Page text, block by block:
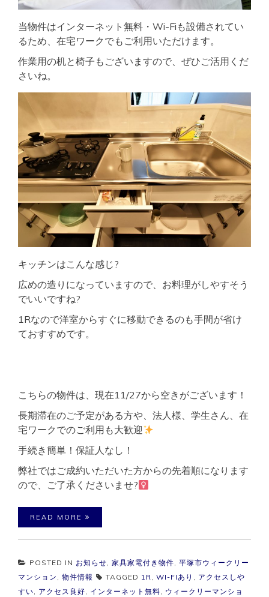
当物件はインターネット無料・Wi-Fiも設備されてい
るため、在宅ワークでもご利用いただけます。
作業用の机と椅子もございますので、ぜひご活用くだ
さいね。
キッチンはこんな感じ?
広めの造りになっていますので、お料理がしやすそう
でいいですね?
1Rなので洋室からすぐに移動できるのも手間が省け
ておすすめです。
こちらの物件は、現在11/27から空きがございます！
長期滞在のご予定がある方や、法人様、学生さん、在
宅ワークでのご利用も大歓迎
手続き簡単！保証人なし！
弊社ではご成約いただいた方からの先着順になります
ので、ご了承くださいませ?‍
READ MORE
POSTED IN お知らせ, 家具家電付き物件, 平塚市ウィークリー
マンション , 物件情報 TAGGED 1R, WI-FIあり , アクセスしや
すい, アクセス良好, インターネット無料, ウィークリーマンショ